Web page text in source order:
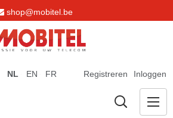
shop@mobitel.be
Registreren Inloggen
NL EN FR